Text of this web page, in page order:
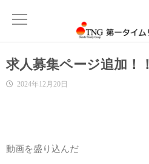
ご挨拶
求人募集ページ追加！！
2024年12月20日
動画を盛り込んだ